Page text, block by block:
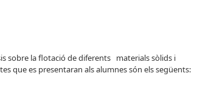
sobre la flotació de diferents materials sòlids i
que es presentaran als alumnes són els següents: